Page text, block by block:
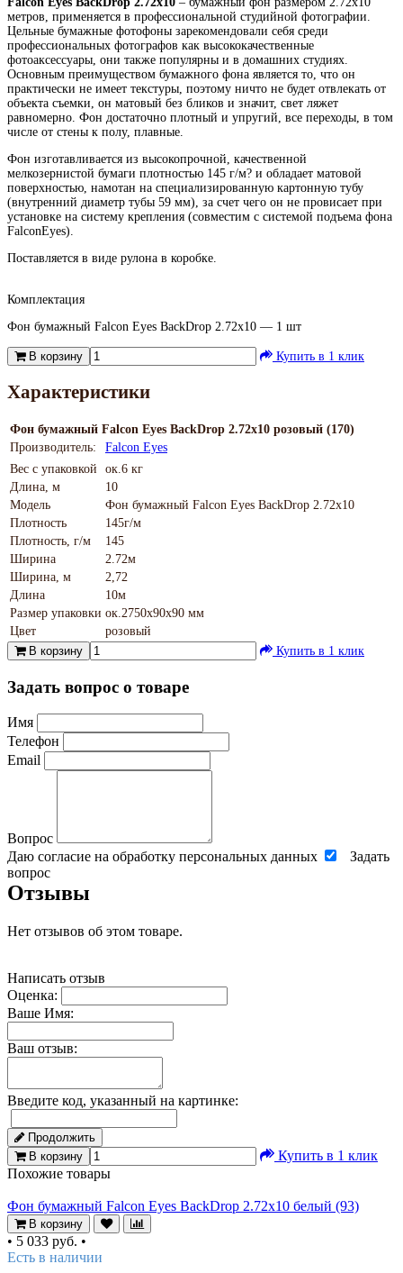
метров, применяется в профессиональной студийной фотографии.
Цельные бумажные фотофоны зарекомендовали себя среди
профессиональных фотографов как высококачественные
фотоаксессуары, они также популярны и в домашних студиях.
Основным преимуществом бумажного фона является то, что он
практически не имеет текстуры, поэтому ничто не будет отвлекать от
объекта съемки, он матовый без бликов и значит, свет ляжет
равномерно. Фон достаточно плотный и упругий, все переходы, в том
числе от стены к полу, плавные.
Фон изготавливается из высокопрочной, качественной
мелкозернистой бумаги плотностью 145 г/м? и обладает матовой
поверхностью, намотан на специализированную картонную тубу
(внутренний диаметр тубы 59 мм), за счет чего он не провисает при
установке на систему крепления (совместим с системой подъема фона
FalconEyes).
Поставляется в виде рулона в коробке.
Комплектация
Фон бумажный Falcon Eyes BackDrop 2.72x10 — 1 шт
В корзину Купить в 1 клик
Характеристики
Фон бумажный Falcon Eyes BackDrop 2.72x10 розовый (170)
Производитель:
Falcon Eyes
Вес с упаковкой
ок.6 кг
Длина, м
10
Модель
Фон бумажный Falcon Eyes BackDrop 2.72x10
Плотность
145г/м
Плотность, г/м
145
Ширина
2.72м
Ширина, м
2,72
Длина
10м
Размер упаковки ок.2750х90х90 мм
Цвет
розовый
В корзину
Купить в 1 клик
Задать вопрос о товаре
Имя
Телефон
Email
Вопрос
Даю согласие на обработку персональных данных
Задать
вопрос
Отзывы
Нет отзывов об этом товаре.
Написать отзыв
Оценка:
Ваше Имя:
Ваш отзыв:
Введите код, указанный на картинке:
Продолжить
В корзину
Купить в 1 клик
Похожие товары
Фон бумажный Falcon Eyes BackDrop 2.72x10 белый (93)
В корзину
• 5 033 руб. •
Есть в наличии